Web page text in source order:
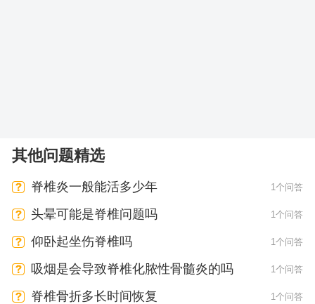
其他问题精选
脊椎炎一般能活多少年 1个问答
头晕可能是脊椎问题吗 1个问答
仰卧起坐伤脊椎吗 1个问答
吸烟是会导致脊椎化脓性骨髓炎的吗 1个问答
脊椎骨折多长时间恢复 1个问答